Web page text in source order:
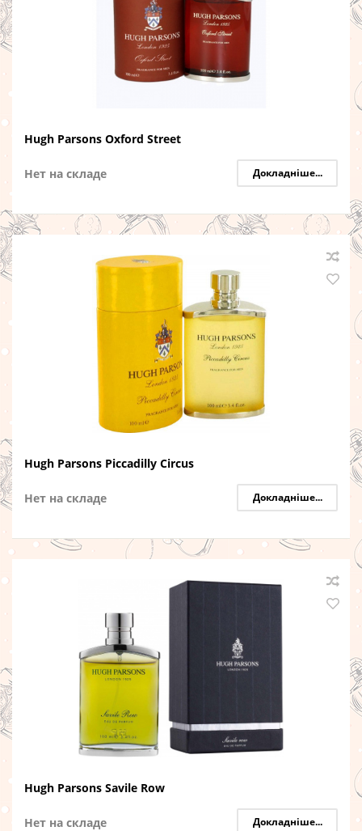
Hugh Parsons Oxford Street
Нет на складе Докладніше...
Hugh Parsons Piccadilly Circus
Нет на складе Докладніше...
Hugh Parsons Savile Row
Нет на складе Докладніше...